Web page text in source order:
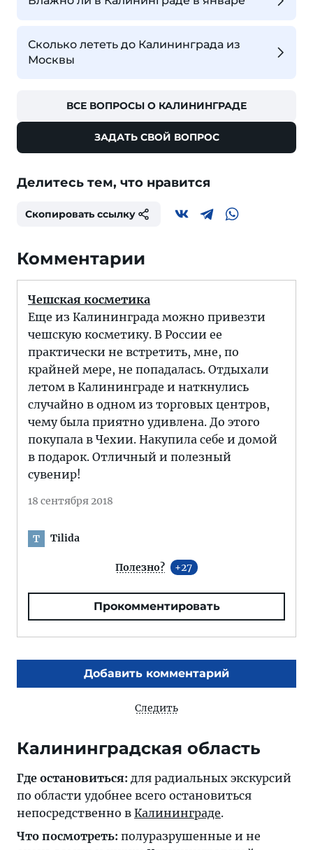
Сколько лететь до Калининграда из
Москвы
ВСЕ ВОПРОСЫ О КАЛИНИНГРАДЕ
ЗАДАТЬ СВОЙ ВОПРОС
Делитесь тем, что нравится
Скопировать ссылку
Комментарии
Чешская косметика
Еще из Калининграда можно привезти
чешскую косметику. В России ее
практически не встретить, мне, по
крайней мере, не попадалась. Отдыхали
летом в Калининграде и наткнулись
случайно в одном из торговых центров,
чему была приятно удивлена. До этого
покупала в Чехии. Накупила себе и домой
в подарок. Отличный и полезный
сувенир!
18 сентября 2018
T Tilida
Полезно? 27
Прокомментировать
Добавить комментарий
Следить
Калининградская область
Где остановиться: для радиальных экскурсий
по области удобнее всего остановиться
непосредственно в Калининграде.
Что посмотреть: полуразрушенные и не